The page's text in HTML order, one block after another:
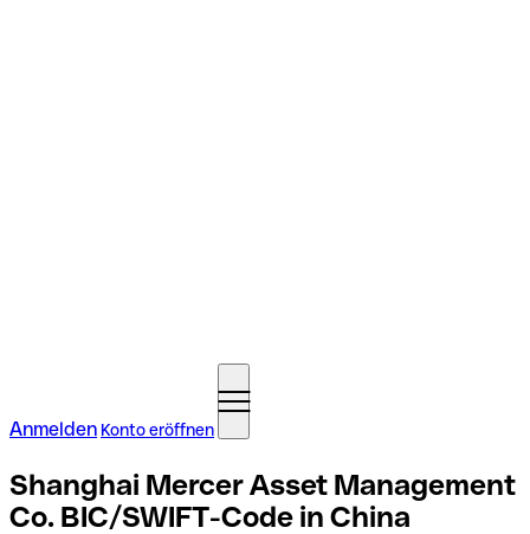
Anmelden Konto eröffnen
Shanghai Mercer Asset Management
Co. BIC/SWIFT-Code in China